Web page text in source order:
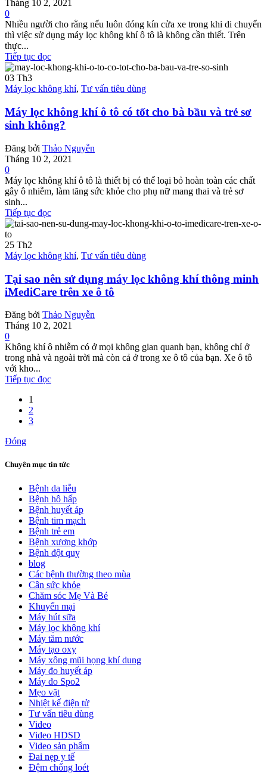
Tháng 10 2, 2021
0
Nhiều người cho rằng nếu luôn đóng kín cửa xe trong khi di chuyển
thì việc sử dụng máy lọc không khí ô tô là không cần thiết. Trên
thực...
Tiếp tục đọc
03 Th3
Máy lọc không khí, Tư vấn tiêu dùng
Máy lọc không khí ô tô có tốt cho bà bầu và trẻ sơ
sinh không?
Đăng bởi Thảo Nguyễn
Tháng 10 2, 2021
0
Máy lọc không khí ô tô là thiết bị có thể loại bỏ hoàn toàn các chất
gây ô nhiễm, làm tăng sức khỏe cho phụ nữ mang thai và trẻ sơ
sinh...
Tiếp tục đọc
25 Th2
Máy lọc không khí, Tư vấn tiêu dùng
Tại sao nên sử dụng máy lọc không khí thông minh
iMediCare trên xe ô tô
Đăng bởi Thảo Nguyễn
Tháng 10 2, 2021
0
Không khí ô nhiễm có ở mọi không gian quanh bạn, không chỉ ở
trong nhà và ngoài trời mà còn cả ở trong xe ô tô của bạn. Xe ô tô
với kho...
Tiếp tục đọc
1
2
3
Đóng
Chuyên mục tin tức
Bệnh da liễu
Bệnh hô hấp
Bệnh huyết áp
Bệnh tim mạch
Bệnh trẻ em
Bệnh xương khớp
Bệnh đột quỵ
blog
Các bệnh thường theo mùa
Cân sức khỏe
Chăm sóc Mẹ Và Bé
Khuyến mại
Máy hút sữa
Máy lọc không khí
Máy tăm nước
Máy tạo oxy
Máy xông mũi họng khí dung
Máy đo huyết áp
Máy đo Spo2
Mẹo vặt
Nhiệt kế điện tử
Tư vấn tiêu dùng
Video
Video HDSD
Video sản phẩm
Đai nẹp y tế
Đệm chống loét